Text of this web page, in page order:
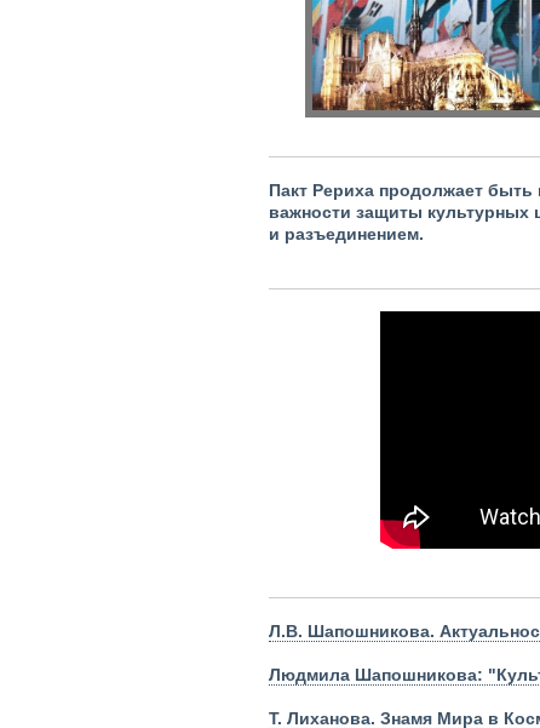
Пакт Рериха продолжает
важности защиты культурных
и разъединением.
Л.В. Шапошникова.
Людмила Шапошникова:
Т. Лиханова. Знамя Мира в